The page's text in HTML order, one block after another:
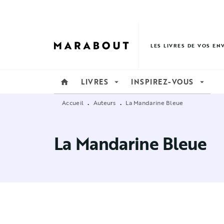
LES LIVRES DE VOS
home LIVRES arrow_drop_down INSPIREZ-VOUS arrow_drop_down
Accueil • Auteurs • La Mandarine Bleue
La Mandarine Bleue